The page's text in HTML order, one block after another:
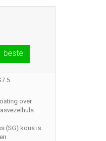
bestel
over
(SG) kous is